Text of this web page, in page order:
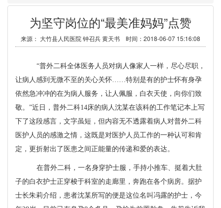
为坚守岗位的“最美准妈妈”点赞
来源： 大竹县人民医院 钟召兵 黄天书 时间：2018-06-07 15:16:08
“普外二科全体医务人员对病人像家人一样，尽心尽职，
让病人感到无微不至的关心关怀……特别是有的护士怀有身孕
依然急冲冲的在为病人服务，让人佩服，白衣天使，向你们致
敬。”近日，普外二科14床的病人沈某在该科的工作笔记本上写
下了这段感言，文字虽短，但内容无不透露着病人对普外二科
医护人员的感激之情，这既是对医护人员工作的一种认可和肯
定，更折射出了医患之间正能量的传递和爱的表达。
在普外二科，一名身穿护士服，手持小推车、挺着大肚
子的白衣护士正穿梭于科室的走廊里，奔跑在各个病房。据护
士长朱莉介绍，患者沈某所写的便是这位名叫冯露的护士，今